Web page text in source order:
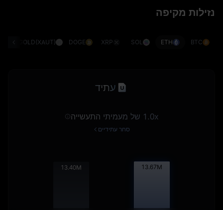
נזילות מקיפה
BTC
ETH
SOL
XRP
DOGE
GOLD(XAUT)
עתיד
1.0x של מעמיתי התעשייה
סחר עתידיים
13.69M
13.42M